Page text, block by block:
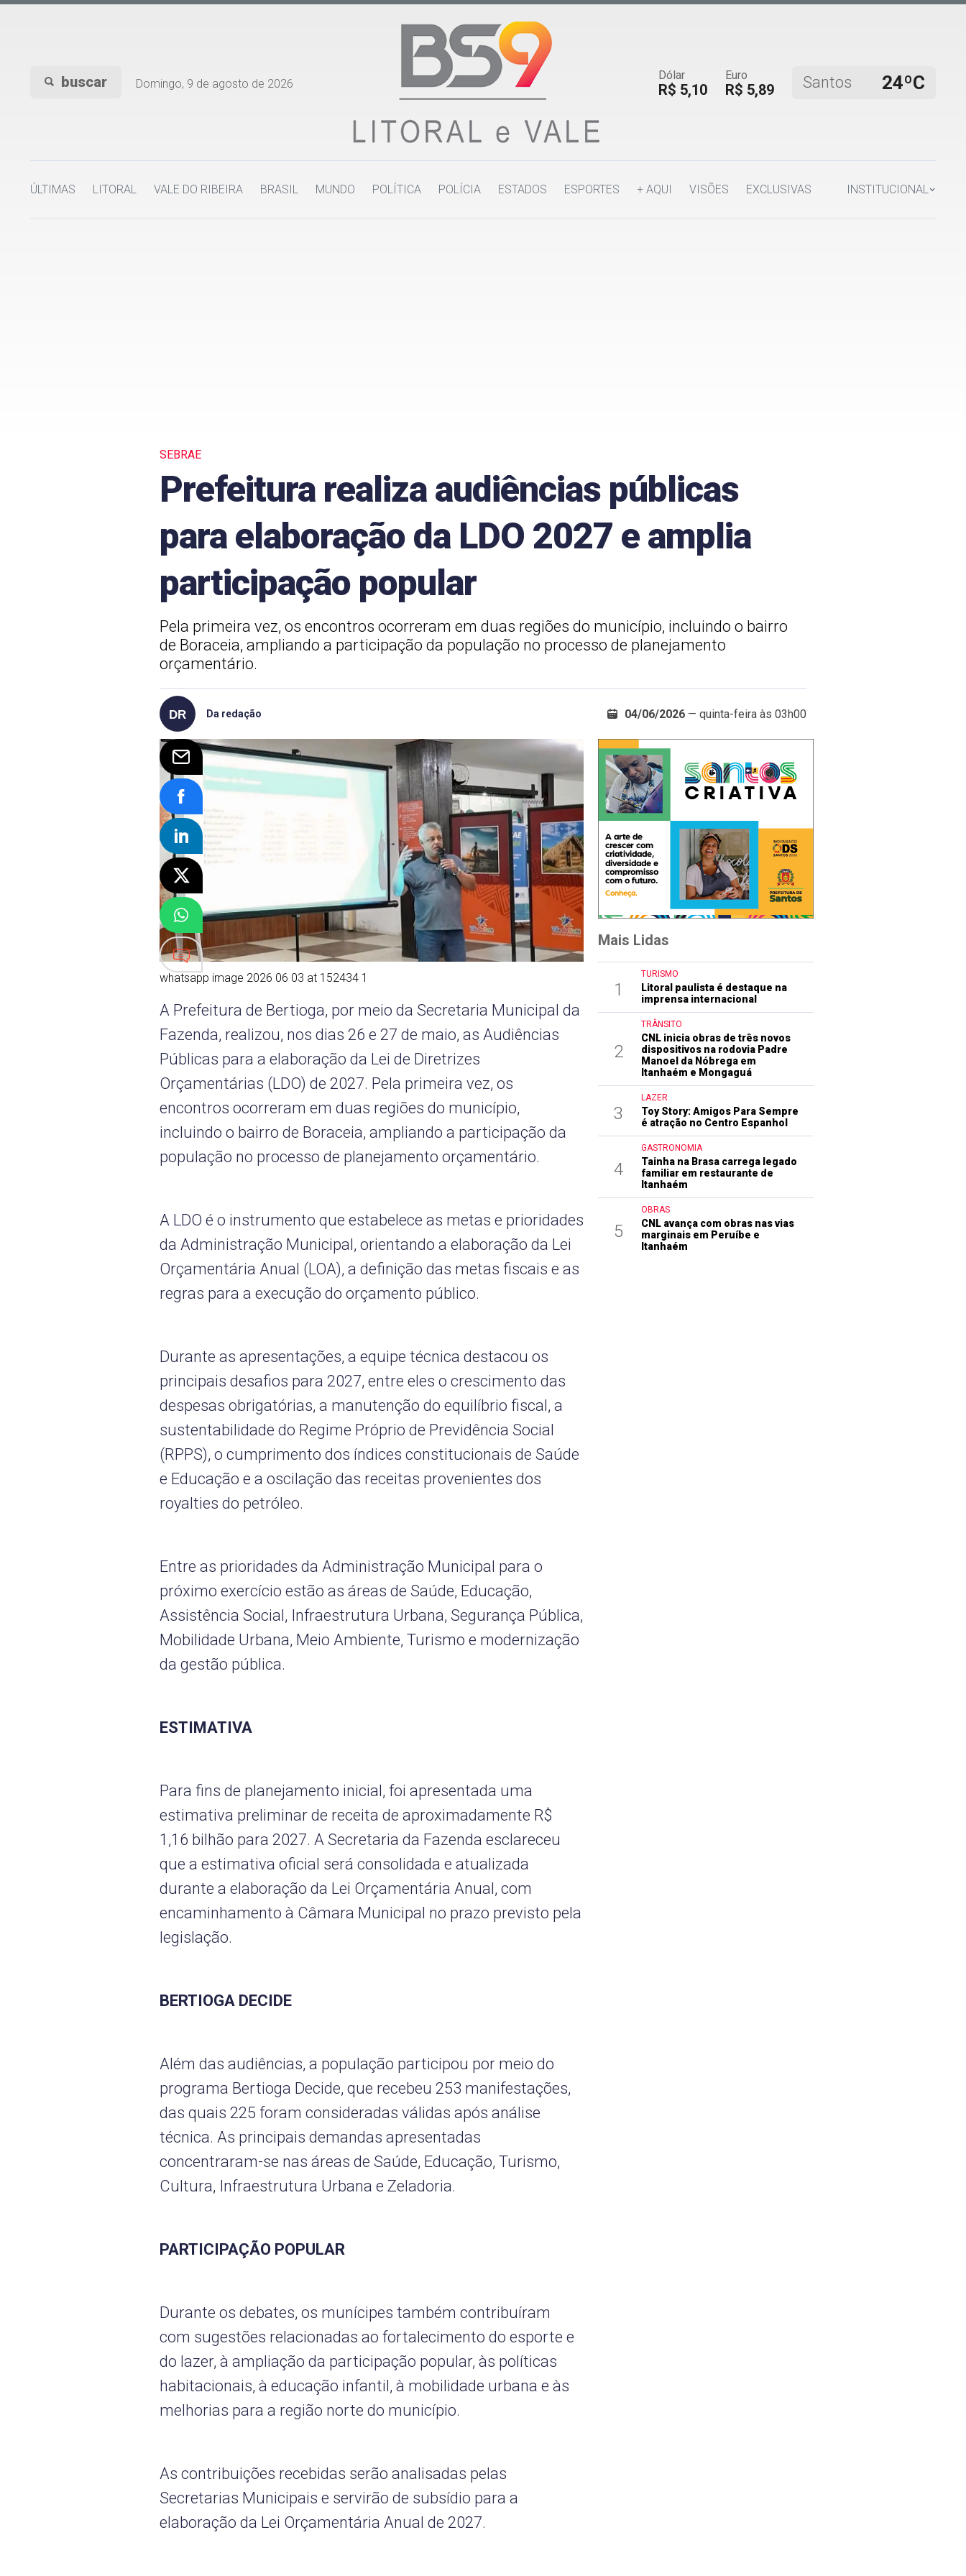
buscar Domingo, 9 de agosto de 2026
Dólar
R$ 5,10
Euro
R$ 5,89 Santos 24ºC
ÚLTIMAS LITORAL VALE DO RIBEIRA BRASIL MUNDO POLÍTICA POLÍCIA ESTADOS ESPORTES + AQUI VISÕES EXCLUSIVAS INSTITUCIONAL
SEBRAE
Prefeitura realiza audiências públicas
para elaboração da LDO 2027 e amplia
participação popular
Pela primeira vez, os encontros ocorreram em duas regiões do município, incluindo o bairro
de Boraceia, ampliando a participação da população no processo de planejamento
orçamentário.
Da redação 04/06/2026 — quinta-feira às 03h00
whatsapp image 2026 06 03 at 152434 1
A Prefeitura de Bertioga, por meio da Secretaria Municipal da
Fazenda, realizou, nos dias 26 e 27 de maio, as Audiências
Públicas para a elaboração da Lei de Diretrizes
Orçamentárias (LDO) de 2027. Pela primeira vez, os
encontros ocorreram em duas regiões do município,
incluindo o bairro de Boraceia, ampliando a participação da
população no processo de planejamento orçamentário.
A LDO é o instrumento que estabelece as metas e prioridades
da Administração Municipal, orientando a elaboração da Lei
Orçamentária Anual (LOA), a definição das metas fiscais e as
regras para a execução do orçamento público.
Durante as apresentações, a equipe técnica destacou os
principais desafios para 2027, entre eles o crescimento das
despesas obrigatórias, a manutenção do equilíbrio fiscal, a
sustentabilidade do Regime Próprio de Previdência Social
(RPPS), o cumprimento dos índices constitucionais de Saúde
e Educação e a oscilação das receitas provenientes dos
royalties do petróleo.
Entre as prioridades da Administração Municipal para o
próximo exercício estão as áreas de Saúde, Educação,
Assistência Social, Infraestrutura Urbana, Segurança Pública,
Mobilidade Urbana, Meio Ambiente, Turismo e modernização
da gestão pública.
ESTIMATIVA
Para fins de planejamento inicial, foi apresentada uma
estimativa preliminar de receita de aproximadamente R$
1,16 bilhão para 2027. A Secretaria da Fazenda esclareceu
que a estimativa oficial será consolidada e atualizada
durante a elaboração da Lei Orçamentária Anual, com
encaminhamento à Câmara Municipal no prazo previsto pela
legislação.
BERTIOGA DECIDE
Além das audiências, a população participou por meio do
programa Bertioga Decide, que recebeu 253 manifestações,
das quais 225 foram consideradas válidas após análise
técnica. As principais demandas apresentadas
concentraram-se nas áreas de Saúde, Educação, Turismo,
Cultura, Infraestrutura Urbana e Zeladoria.
PARTICIPAÇÃO POPULAR
Durante os debates, os munícipes também contribuíram
com sugestões relacionadas ao fortalecimento do esporte e
do lazer, à ampliação da participação popular, às políticas
habitacionais, à educação infantil, à mobilidade urbana e às
melhorias para a região norte do município.
As contribuições recebidas serão analisadas pelas
Secretarias Municipais e servirão de subsídio para a
elaboração da Lei Orçamentária Anual de 2027.
Mais Lidas
1
TURISMO
Litoral paulista é destaque na
imprensa internacional
2
TRÂNSITO
CNL inicia obras de três novos
dispositivos na rodovia Padre
Manoel da Nóbrega em
Itanhaém e Mongaguá
3
LAZER
Toy Story: Amigos Para Sempre
é atração no Centro Espanhol
4
GASTRONOMIA
Tainha na Brasa carrega legado
familiar em restaurante de
Itanhaém
5
OBRAS
CNL avança com obras nas vias
marginais em Peruíbe e
Itanhaém